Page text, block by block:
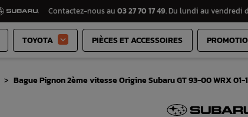
Contactez-nous au 03 27 70 17 49. Du lundi au vendredi
TOYOTA  PIÈCES ET ACCESSOIRES
Bague Pignon 2ème vitesse Origine Subaru GT 93-00 WRX 01-